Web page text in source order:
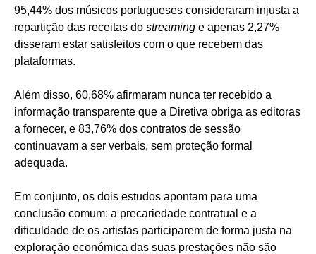
95,44% dos músicos portugueses consideraram injusta a
repartição das receitas do streaming e apenas 2,27%
disseram estar satisfeitos com o que recebem das
plataformas.
Além disso, 60,68% afirmaram nunca ter recebido a
informação transparente que a Diretiva obriga as editoras
a fornecer, e 83,76% dos contratos de sessão
continuavam a ser verbais, sem proteção formal
adequada.
Em conjunto, os dois estudos apontam para uma
conclusão comum: a precariedade contratual e a
dificuldade de os artistas participarem de forma justa na
exploração económica das suas prestações não são